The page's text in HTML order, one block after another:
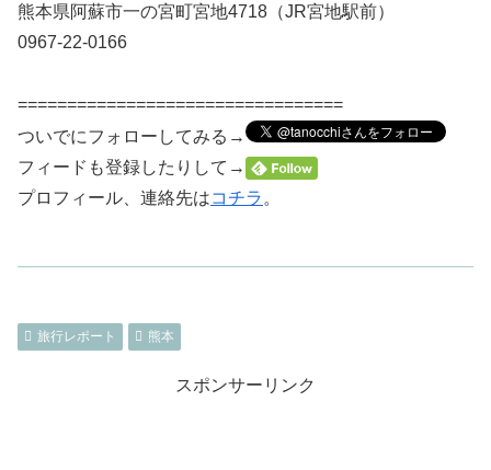
熊本県阿蘇市一の宮町宮地4718（JR宮地駅前）
0967-22-0166
=================================
ついでにフォローしてみる→
フィードも登録したりして→
プロフィール、連絡先はコチラ 。
旅行レポート 熊本
スポンサーリンク